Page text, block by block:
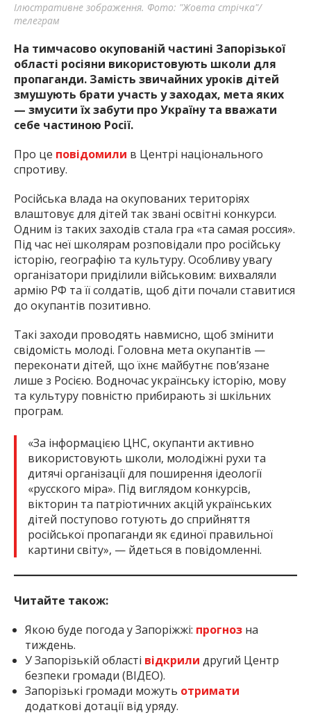
Ілюстративне зображення. Фото: "Жовта стрічка"/
телеграм
На тимчасово окупованій частині Запорізької
області росіяни використовують школи для
пропаганди. Замість звичайних уроків дітей
змушують брати участь у заходах, мета яких
— змусити їх забути про Україну та вважати
себе частиною Росії.
Про це повідомили в Центрі національного
спротиву.
Російська влада на окупованих територіях
влаштовує для дітей так звані освітні конкурси.
Одним із таких заходів стала гра «та самая россия».
Під час неї школярам розповідали про російську
історію, географію та культуру. Особливу увагу
організатори приділили військовим: вихваляли
армію РФ та її солдатів, щоб діти почали ставитися
до окупантів позитивно.
Такі заходи проводять навмисно, щоб змінити
свідомість молоді. Головна мета окупантів —
переконати дітей, що їхнє майбутнє пов’язане
лише з Росією. Водночас українську історію, мову
та культуру повністю прибирають зі шкільних
програм.
«За інформацією ЦНС, окупанти активно
використовують школи, молодіжні рухи та
дитячі організації для поширення ідеології
«русского міра». Під виглядом конкурсів,
вікторин та патріотичних акцій українських
дітей поступово готують до сприйняття
російської пропаганди як єдиної правильної
картини світу», — йдеться в повідомленні.
Читайте також:
Якою буде погода у Запоріжжі: прогноз на
тиждень.
У Запорізькій області відкрили другий Центр
безпеки громади (ВІДЕО).
Запорізькі громади можуть отримати
додаткові дотації від уряду.